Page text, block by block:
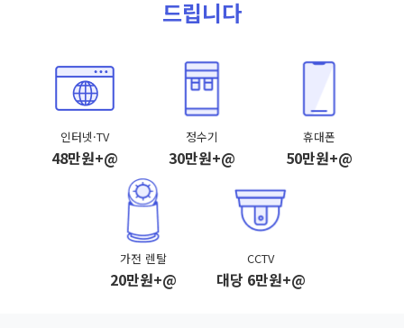
드립니다
인터넷·TV
48만원+@
정수기
30만원+@
휴대폰
50만원+@
가전 렌탈
20만원+@
CCTV
대당 6만원+@